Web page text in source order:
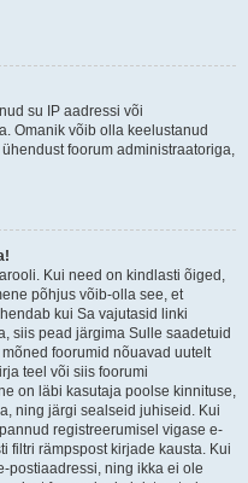
su IP aadressi või
Omanik võib olla keelustanud
foorum administraatoriga,
Kui need on kindlasti õiged,
põhjus võib-olla see, et
kui Sa vajutasid linki
siis pead järgima Sulle saadetuid
foorumid nõuavad uutelt
teel või siis foorumi
on läbi kasutaja poolse kinnituse,
ning järgi sealseid juhiseid. Kui
registreerumisel vigase e-
filtri rämpspost kirjade kausta. Kui
postiaadressi, ning ikka ei ole